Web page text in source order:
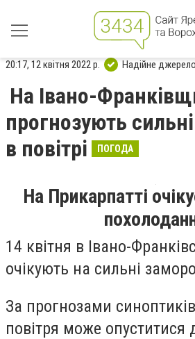
20:17, 12 квітня 2022 р. Надійне джерело
На Івано-
прогнозують
в повітрі
ПОГОДА
На Прикарпатті
14 квітня в Івано-
очікують на сильні
За прогнозами
повітря може опуститися